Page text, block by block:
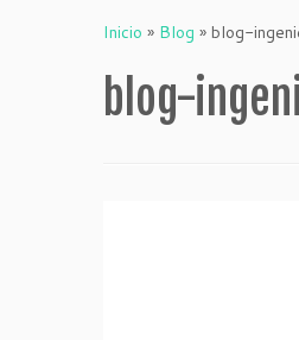
Inicio » Blog » blog-
blog-